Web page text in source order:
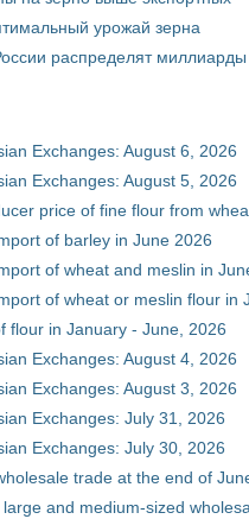
урожай зерна
распределят
Exchanges: August 6, 2026
Exchanges: August 5, 2026
price of fine flour from
of barley in June 2026
of wheat and meslin in
of wheat or meslin flour in
flour in January - June, 2026
Exchanges: August 4, 2026
Exchanges: August 3, 2026
Exchanges: July 31, 2026
Exchanges: July 30, 2026
trade at the end of
and medium-sized